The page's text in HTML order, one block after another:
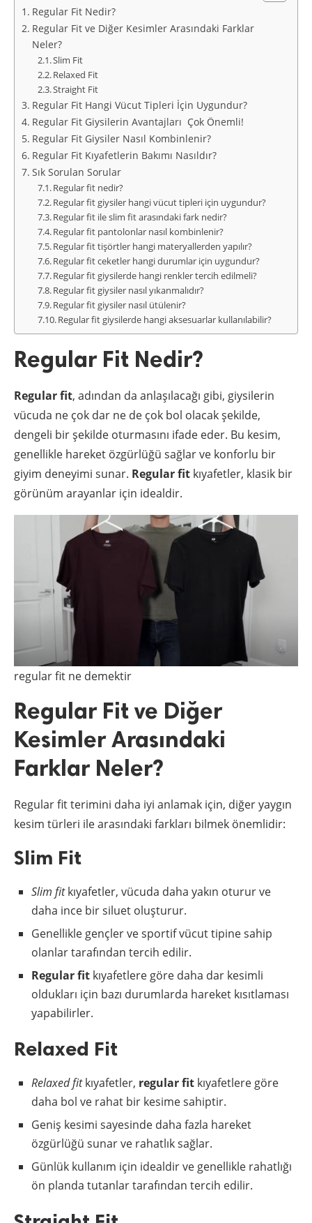
Regular Fit Nedir?
Regular Fit ve Diğer Kesimler Arasındaki Farklar
Neler?
Slim Fit
Relaxed Fit
Straight Fit
Regular Fit Hangi Vücut Tipleri İçin Uygundur?
Regular Fit Giysilerin Avantajları Çok Önemli!
Regular Fit Giysiler Nasıl Kombinlenir?
Regular Fit Kıyafetlerin Bakımı Nasıldır?
Sık Sorulan Sorular
Regular fit nedir?
Regular fit giysiler hangi vücut tipleri için uygundur?
Regular fit ile slim fit arasındaki fark nedir?
Regular fit pantolonlar nasıl kombinlenir?
Regular fit tişörtler hangi materyallerden yapılır?
Regular fit ceketler hangi durumlar için uygundur?
Regular fit giysilerde hangi renkler tercih edilmeli?
Regular fit giysiler nasıl yıkanmalıdır?
Regular fit giysiler nasıl ütülenir?
Regular fit giysilerde hangi aksesuarlar kullanılabilir?
Regular Fit Nedir?
Regular fit, adından da anlaşılacağı gibi, giysilerin
vücuda ne çok dar ne de çok bol olacak şekilde,
dengeli bir şekilde oturmasını ifade eder. Bu kesim,
genellikle hareket özgürlüğü sağlar ve konforlu bir
giyim deneyimi sunar. Regular fit kıyafetler, klasik bir
görünüm arayanlar için idealdir.
regular fit ne demektir
Regular Fit ve Diğer
Kesimler Arasındaki
Farklar Neler?
Regular fit terimini daha iyi anlamak için, diğer yaygın
kesim türleri ile arasındaki farkları bilmek önemlidir:
Slim Fit
Slim fitkıyafetler, vücuda daha yakın oturur ve
daha ince bir siluet oluşturur.
Genellikle gençler ve sportif vücut tipine sahip
olanlar tarafından tercih edilir.
Regular fit kıyafetlere göre daha dar kesimli
oldukları için bazı durumlarda hareket kısıtlaması
yapabilirler.
Relaxed Fit
Relaxed fitkıyafetler, regular fit kıyafetlere göre
daha bol ve rahat bir kesime sahiptir.
Geniş kesimi sayesinde daha fazla hareket
özgürlüğü sunar ve rahatlık sağlar.
Günlük kullanım için idealdir ve genellikle rahatlığı
ön planda tutanlar tarafından tercih edilir.